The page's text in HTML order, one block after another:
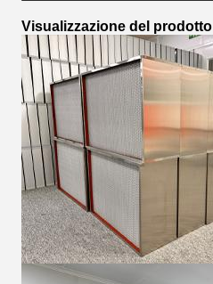
Visualizzazione del prodotto